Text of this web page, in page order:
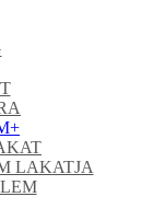
+
LAKATJA